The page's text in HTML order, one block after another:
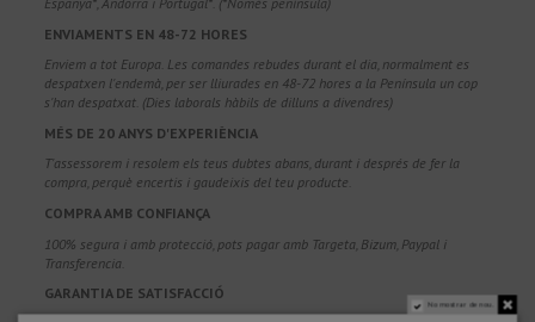
ENVIAMENTS EN 48-72 HORES
Enviem a tot Europa. Les comandes rebudes durant el dia, normalment es
despatxen l'endemà, per ser lliurades en 48-72 hores a la Península un cop
s'han despatxat. (Dies laborals hàbils de dilluns a divendres)
MÉS DE 20 ANYS D'EXPERIÈNCIA
T'assessorem i resolem els teus dubtes abans, durant i després de fer la
compra, perquè encertis i gaudeixis del teu producte.
COMPRA AMB CONFIANÇA
100% segura i amb protecció, pots pagar amb Targeta, Bizum, Paypal i
Transferencia.
GARANTIA DE SATISFACCIÓ
No mostrar de nou.